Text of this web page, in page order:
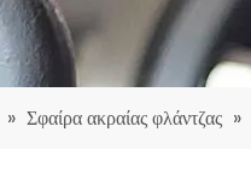
» Σφαίρα ακραίας φλάντζας »